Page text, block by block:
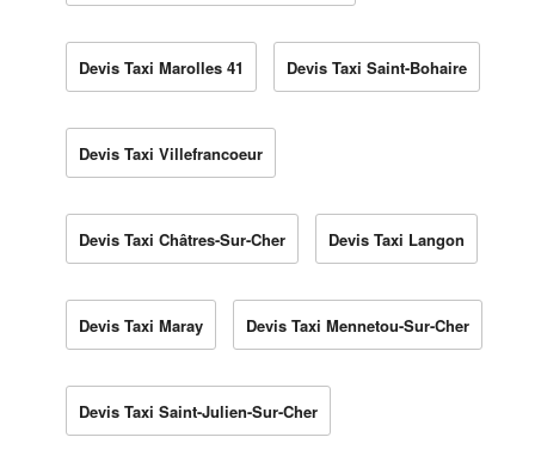
Devis Taxi Marolles 41 Devis Taxi Saint-Bohaire
Devis Taxi Villefrancoeur
Devis Taxi Châtres-Sur-Cher Devis Taxi Langon
Devis Taxi Maray Devis Taxi Mennetou-Sur-Cher
Devis Taxi Saint-Julien-Sur-Cher